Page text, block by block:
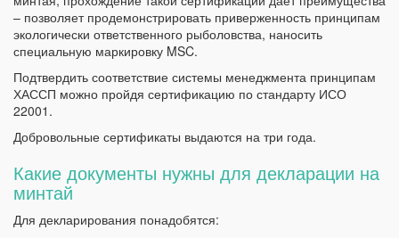
– позволяет продемонстрировать приверженность принципам
экологически ответственного рыболовства, наносить
специальную маркировку MSC.
Подтвердить соответствие системы менеджмента принципам
ХАССП можно пройдя сертификацию по стандарту ИСО
22001.
Добровольные сертификаты выдаются на три года.
Какие документы нужны для декларации на
минтай
Для декларирования понадобятся: